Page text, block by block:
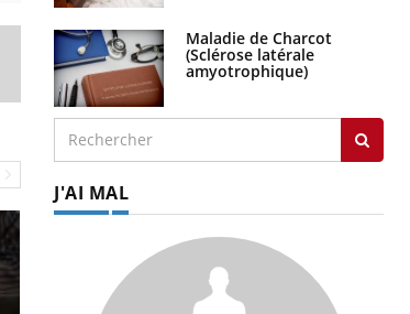
Maladie de Charcot
(Sclérose latérale
amyotrophique)
J'AI MAL